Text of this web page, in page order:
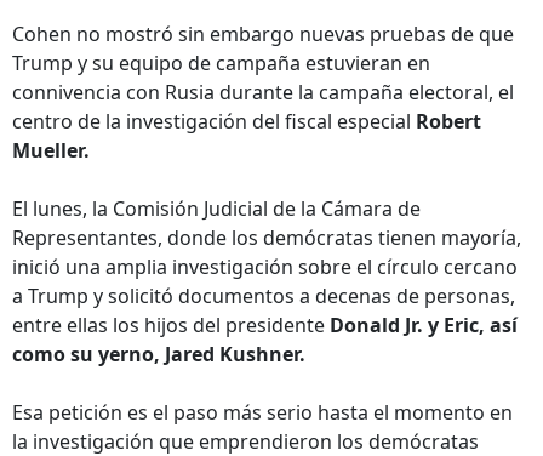
Cohen no mostró sin embargo nuevas pruebas de que
Trump y su equipo de campaña estuvieran en
connivencia con Rusia durante la campaña electoral, el
centro de la investigación del fiscal especial Robert
Mueller.
El lunes, la Comisión Judicial de la Cámara de
Representantes, donde los demócratas tienen mayoría,
inició una amplia investigación sobre el círculo cercano
a Trump y solicitó documentos a decenas de personas,
entre ellas los hijos del presidente Donald Jr. y Eric, así
como su yerno, Jared Kushner.
Esa petición es el paso más serio hasta el momento en
la investigación que emprendieron los demócratas